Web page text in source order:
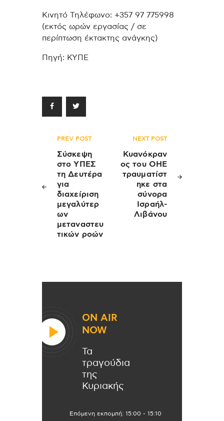
Κινητό Τηλέφωνο: +357 97 775998
(εκτός ωρών εργασίας / σε
περίπτωση έκτακτης ανάγκης)
Πηγή: ΚΥΠΕ
Πλοήγηση
άρθρων
PREV POST
Σύσκεψη
στο ΥΠΕΣ
τη Δευτέρα
για
διαχείριση
μεγαλύτερ
ων
μεταναστευ
τικών ροών
NEXT POST
Κυανόκραν
ος του ΟΗΕ
τραυματίστ
ηκε στα
σύνορα
Ισραήλ-
Λιβάνου
ON AIR
NOW
Τα
τραγούδια
της
Κυριακής
Επόμενη εκπομπή: 15:00 - 15:10